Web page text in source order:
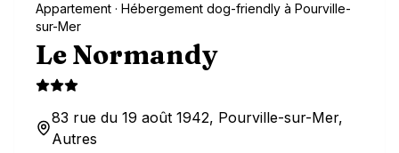
Appartement · Hébergement dog-friendly à Pourville-
sur-Mer
Le Normandy
83 rue du 19 août 1942, Pourville-sur-Mer,
Autres